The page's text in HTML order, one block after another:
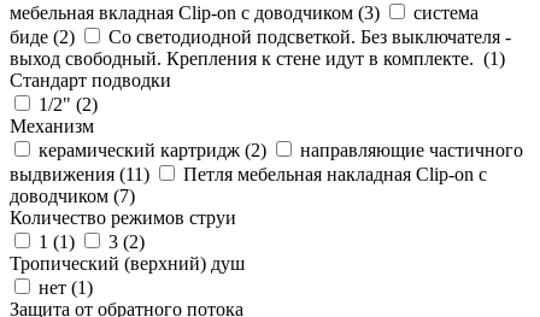
мебельная вкладная Clip-on с доводчиком (3)
система
биде (2)
Со светодиодной подсветкой. Без выключателя -
выход свободный. Крепления к стене идут в комплекте. (1)
Стандарт подводки
1/2" (2)
Механизм
керамический картридж (2)
направляющие частичного
выдвижения (11)
Петля мебельная накладная Clip-on с
доводчиком (7)
Количество режимов струи
1 (1) 3 (2)
Тропический (верхний) душ
нет (1)
Защита от обратного потока